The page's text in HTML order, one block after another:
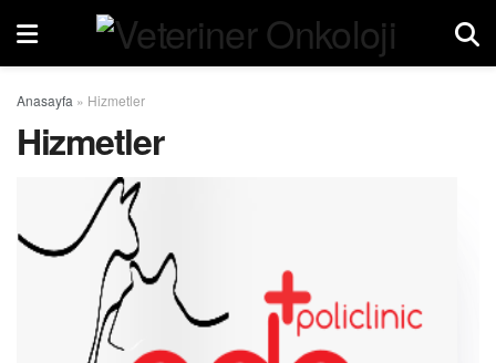
Anasayfa » Hizmetler
Hizmetler